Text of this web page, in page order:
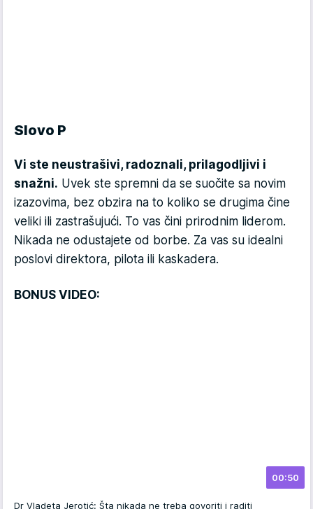
Slovo P
Vi ste neustrašivi, radoznali, prilagodljivi i
snažni. Uvek ste spremni da se suočite sa novim
izazovima, bez obzira na to koliko se drugima čine
veliki ili zastrašujući. To vas čini prirodnim liderom.
Nikada ne odustajete od borbe. Za vas su idealni
poslovi direktora, pilota ili kaskadera.
BONUS VIDEO:
00:50
Dr Vladeta Jerotić: Šta nikada ne treba govoriti i raditi